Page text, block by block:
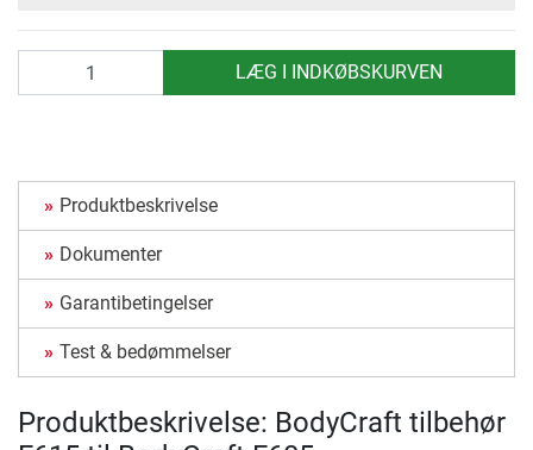
LÆG I INDKØBSKURVEN
Produktbeskrivelse
Dokumenter
Garantibetingelser
Test & bedømmelser
Produktbeskrivelse: BodyCraft tilbehør